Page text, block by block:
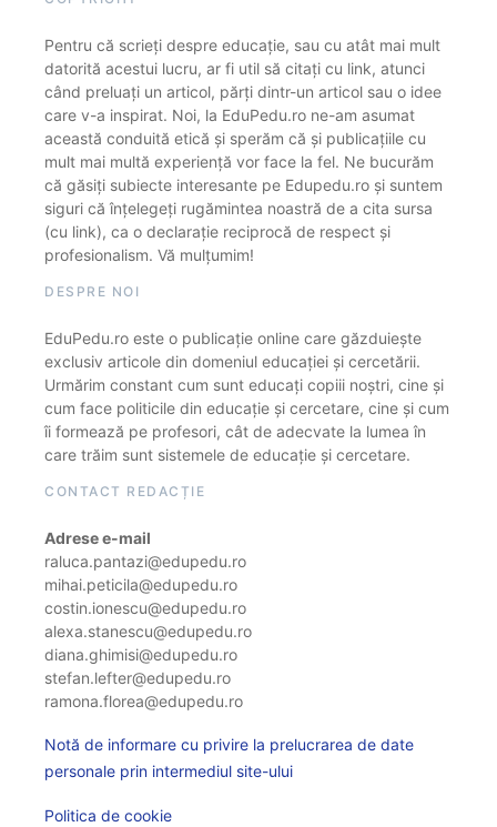
Pentru că scrieți despre educație, sau cu atât mai mult
datorită acestui lucru, ar fi util să citați cu link, atunci
când preluați un articol, părți dintr-un articol sau o idee
care v-a inspirat. Noi, la EduPedu.ro ne-am asumat
această conduită etică și sperăm că și publicațiile cu
mult mai multă experiență vor face la fel. Ne bucurăm
că găsiți subiecte interesante pe Edupedu.ro și suntem
siguri că înțelegeți rugămintea noastră de a cita sursa
(cu link), ca o declarație reciprocă de respect și
profesionalism. Vă mulțumim!
DESPRE NOI
EduPedu.ro este o publicație online care găzduiește
exclusiv articole din domeniul educației și cercetării.
Urmărim constant cum sunt educați copiii noștri, cine și
cum face politicile din educație și cercetare, cine și cum
îi formează pe profesori, cât de adecvate la lumea în
care trăim sunt sistemele de educație și cercetare.
CONTACT REDACȚIE
Adrese e-mail
raluca.pantazi@edupedu.ro
mihai.peticila@edupedu.ro
costin.ionescu@edupedu.ro
alexa.stanescu@edupedu.ro
diana.ghimisi@edupedu.ro
stefan.lefter@edupedu.ro
ramona.florea@edupedu.ro
Notă de informare cu privire la prelucrarea de date
personale prin intermediul site-ului
Politica de cookie